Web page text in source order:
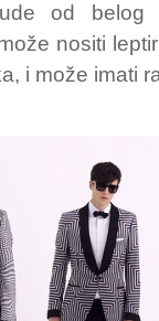
od belog
nositi
i može imati